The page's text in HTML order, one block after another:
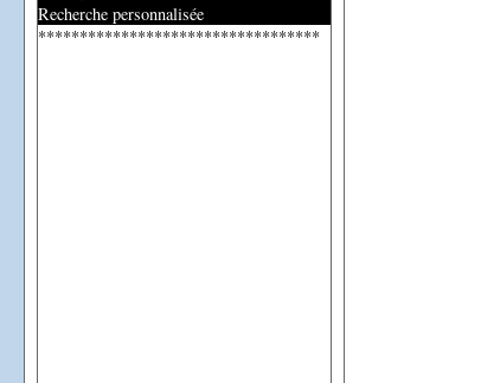
Recherche personnalisée
**********************************